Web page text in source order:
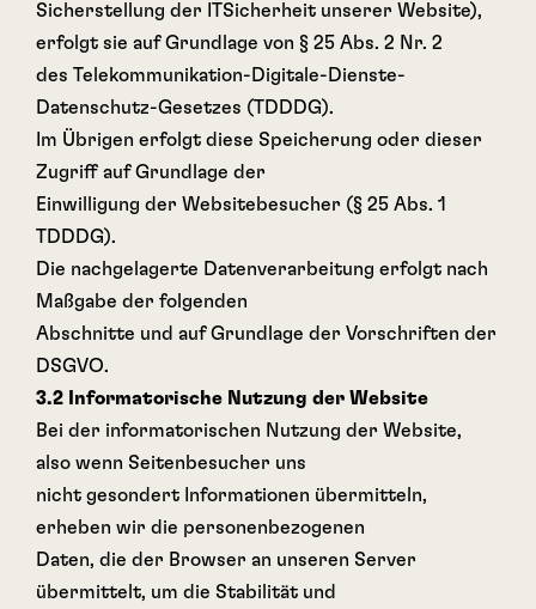
Sicherstellung der ITSicherheit unserer Website),
erfolgt sie auf Grundlage von § 25 Abs. 2 Nr. 2
des Telekommunikation-Digitale-Dienste-
Datenschutz-Gesetzes (TDDDG).
Im Übrigen erfolgt diese Speicherung oder dieser
Zugriff auf Grundlage der
Einwilligung der Websitebesucher (§ 25 Abs. 1
TDDDG).
Die nachgelagerte Datenverarbeitung erfolgt nach
Maßgabe der folgenden
Abschnitte und auf Grundlage der Vorschriften der
DSGVO.
3.2 Informatorische Nutzung der Website
Bei der informatorischen Nutzung der Website,
also wenn Seitenbesucher uns
nicht gesondert Informationen übermitteln,
erheben wir die personenbezogenen
Daten, die der Browser an unseren Server
übermittelt, um die Stabilität und